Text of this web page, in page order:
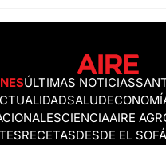
ÚLTIMAS NOTICIAS
SALUD
CIENCIAAIRE
RECETASDESDE EL SOFÁ